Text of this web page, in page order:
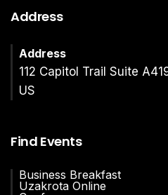
Address
Address
112 Capitol Trail Suite
US
Find Events
Business Breakfast
Uzakrota Online